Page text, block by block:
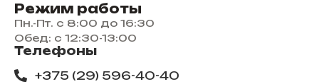
Режим работы
Пн.-Пт. с 8:00 до 16:30
Обед: с 12:30-13:00
Телефоны
+375 (29) 596-40-40